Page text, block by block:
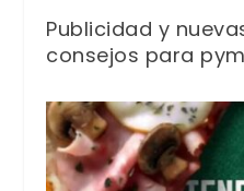
Publicidad y
consejos para